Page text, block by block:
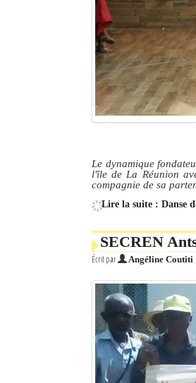
Le dynamique
l'île de La Réunion
compagnie de sa
Lire la suite : Danse
SECREN
Écrit par Angéline Coutiti